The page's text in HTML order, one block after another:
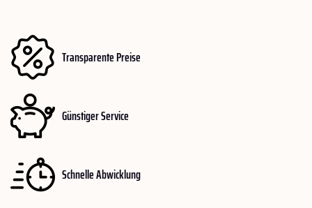
Transparente Preise
Günstiger Service
Schnelle Abwicklung